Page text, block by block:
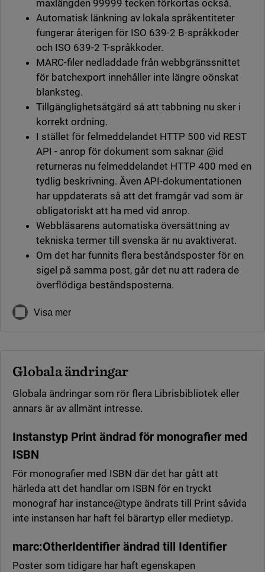
maxlängden 99999 tecken förkortas också.
Automatisk länkning av lokala språkentiteter
fungerar återigen för ISO 639-2 B-språkkoder
och ISO 639-2 T-språkkoder.
MARC-filer nedladdade från webbgränssnittet
för batchexport innehåller inte längre oönskat
blanksteg.
Tillgänglighetsåtgärd så att tabbning nu sker i
korrekt ordning.
I stället för felmeddelandet HTTP 500 vid REST
API - anrop för dokument som saknar @id
returneras nu felmeddelandet HTTP 400 med en
tydlig beskrivning. Även API-dokumentationen
har uppdaterats så att det framgår vad som är
obligatoriskt att ha med vid anrop.
Webbläsarens automatiska översättning av
tekniska termer till svenska är nu avaktiverat.
Om det har funnits flera beståndsposter för en
sigel på samma post, går det nu att radera de
överflödiga beståndsposterna.
Visa mer
Globala ändringar
Globala ändringar som rör flera Librisbibliotek eller
annars är av allmänt intresse.
Instanstyp Print ändrad för monografier med
ISBN
För monografier med ISBN där det har gått att
härleda att det handlar om ISBN för en tryckt
monograf har instance@type ändrats till Print såvida
inte instansen har haft fel bärartyp eller medietyp.
marc:OtherIdentifier ändrad till Identifier
Poster som tidigare har haft egenskapen